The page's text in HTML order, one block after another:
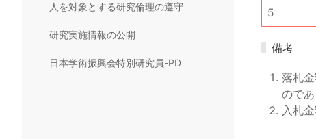
人を対象とする研究倫理の遵守
研究実施情報の公開
日本学術振興会特別研究員-PD
5
備考
落札
のであ
入札